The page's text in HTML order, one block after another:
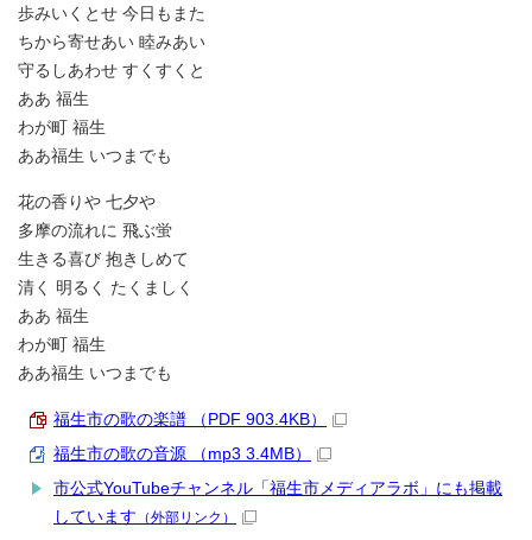
歩みいくとせ 今日もまた
ちから寄せあい 睦みあい
守るしあわせ すくすくと
ああ 福生
わが町 福生
ああ福生 いつまでも
花の香りや 七夕や
多摩の流れに 飛ぶ蛍
生きる喜び 抱きしめて
清く 明るく たくましく
ああ 福生
わが町 福生
ああ福生 いつまでも
福生市の歌の楽譜 （PDF 903.4KB）
福生市の歌の音源 （mp3 3.4MB）
市公式YouTubeチャンネル「福生市メディアラボ」にも掲載
しています （外部リンク）